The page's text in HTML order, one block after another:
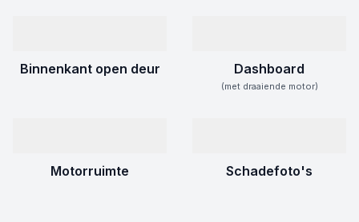
Binnenkant open deur Dashboard
(met draaiende motor)
Motorruimte Schadefoto's